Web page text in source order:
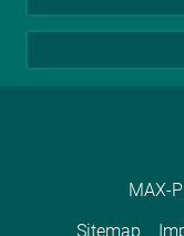
MAX-
Sitemap